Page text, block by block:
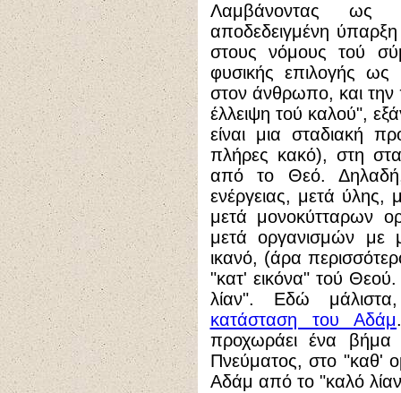
Λαμβάνοντας ως
αποδεδειγμένη
στους νόμους τού
φυσικής επιλογής ως
στον άνθρωπο, και την
έλλειψη τού καλού",
είναι μια σταδιακή
πλήρες κακό), στη
από το Θεό. Δηλαδή,
ενέργειας, μετά ύλης,
μετά μονοκύτταρων
μετά οργανισμών με
ικανό, (άρα
"κατ' εικόνα" τού
λίαν". Εδώ
κατάσταση του Αδάμ
προχωράει ένα
Πνεύματος, στο "καθ'
Αδάμ από το "καλό